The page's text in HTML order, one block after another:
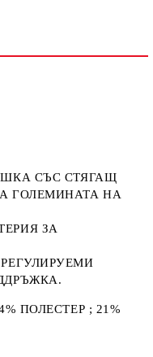
СЪС СТЯГАЩ
ГОЛЕМИНАТА НА
ЗА
ПОЛЕСТЕР ; 21%